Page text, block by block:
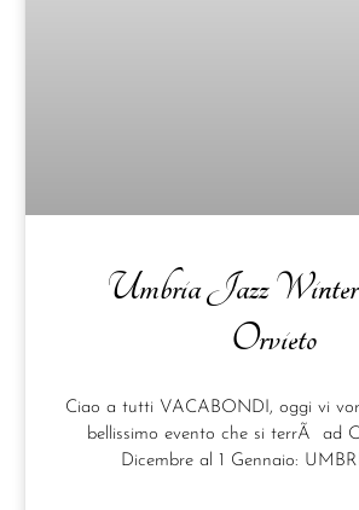
Umbria Jazz
Orvieto
Ciao a tutti VACABONDI, oggi vi
bellissimo evento che si terrÃ ad
Dicembre al 1 Gennaio: